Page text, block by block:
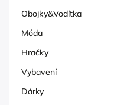
Obojky&Vodítka
Móda
Hračky
Vybavení
Dárky